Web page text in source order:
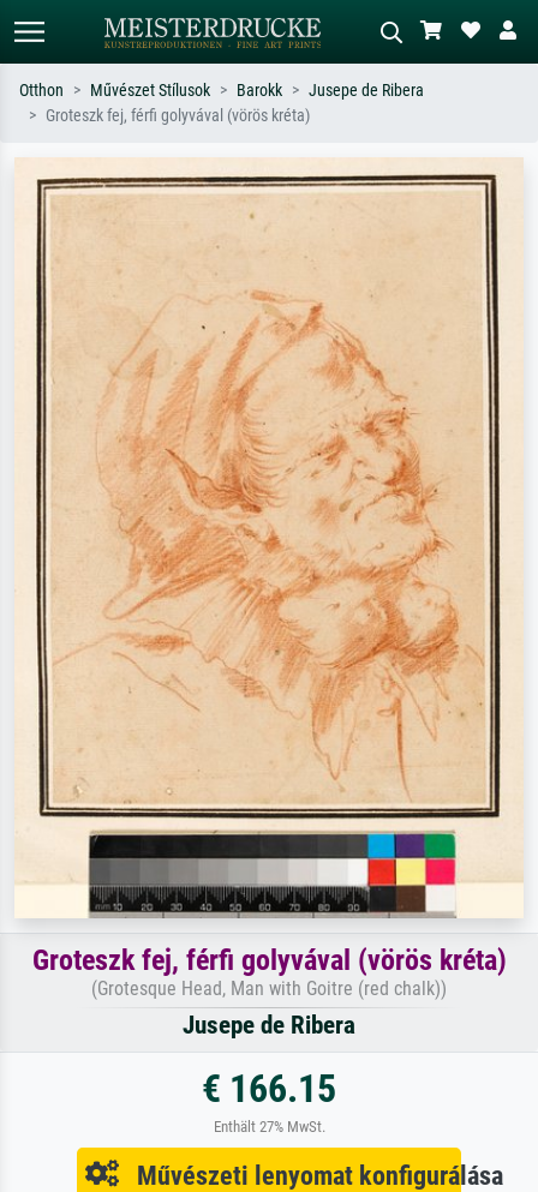
Keressen művész, műcím vagy stílus
szerint – pl. Monet, Csillagos éj,
impresszionizmus, Hokusai-hullám,
Írja le a jelenetet – pl. zöld rét, sok
piros absztrakt, sötét olajkép, álló akt
Otthon Művészet Stílusok Barokk
Jusepe de Ribera
Groteszk fej, férfi golyvával (vörös kréta)
Groteszk fej, férfi golyvával (vörös kréta)
(Grotesque Head, Man with Goitre (red chalk))
Jusepe de Ribera
€ 166.15
Enthält 27% MwSt.
Művészeti lenyomat konfigurálása